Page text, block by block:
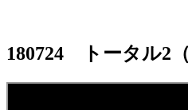
180724 トータル2（